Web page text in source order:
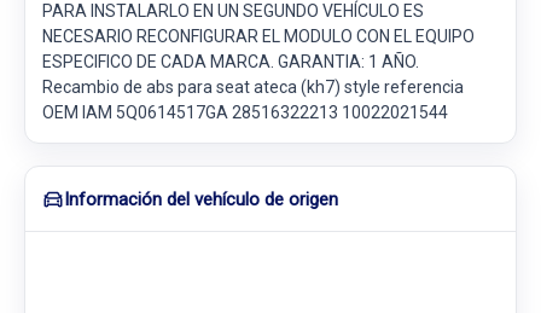
PARA INSTALARLO EN UN SEGUNDO VEHÍCULO ES
NECESARIO RECONFIGURAR EL MODULO CON EL EQUIPO
ESPECIFICO DE CADA MARCA. GARANTIA: 1 AÑO.
Recambio de abs para seat ateca (kh7) style referencia
OEM IAM 5Q0614517GA 28516322213 10022021544
Información del vehículo de origen